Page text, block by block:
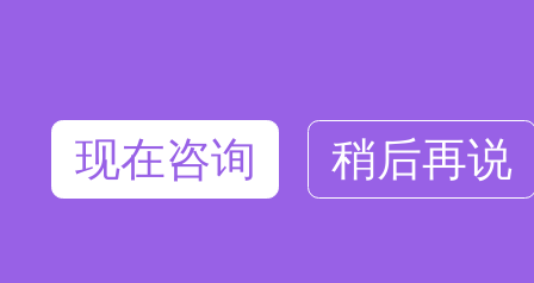
现在咨询 稍后再说